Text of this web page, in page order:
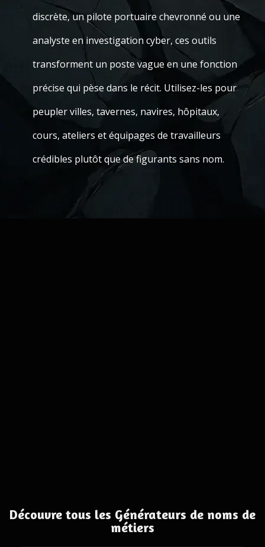
discrète, un pilote portuaire chevronné ou une
analyste en investigation cyber, ces outils
transforment un poste vague en une fonction
précise qui pèse dans le récit. Utilisez-les pour
peupler villes, tavernes, navires, hôpitaux,
cours, ateliers et équipages de travailleurs
crédibles plutôt que de figurants sans nom.
Découvre tous les Générateurs de noms de
métiers